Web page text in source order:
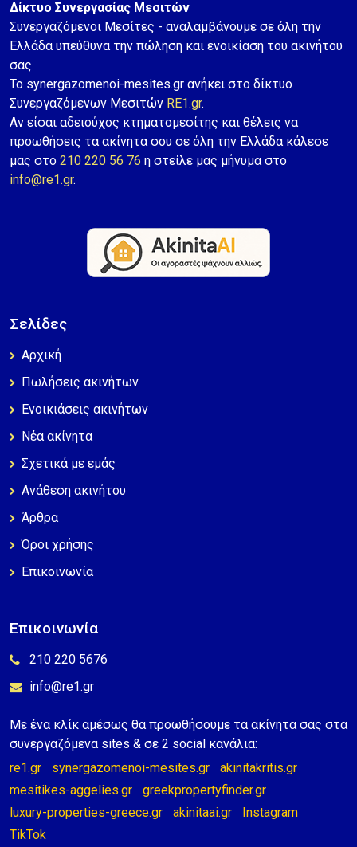
Δίκτυο Συνεργασίας Μεσιτών
Συνεργαζόμενοι Μεσίτες - αναλαμβάνουμε σε όλη την
Ελλάδα υπεύθυνα την πώληση και ενοικίαση του ακινήτου
σας.
Το synergazomenoi-mesites.gr ανήκει στο δίκτυο
Συνεργαζόμενων Μεσιτών RE1.gr.
Αν είσαι αδειούχος κτηματομεσίτης και θέλεις να
προωθήσεις τα ακίνητα σου σε όλη την Ελλάδα κάλεσε
μας στο 210 220 56 76 η στείλε μας μήνυμα στο
info@re1.gr.
Σελίδες
Αρχική
Πωλήσεις ακινήτων
Ενοικιάσεις ακινήτων
Νέα ακίνητα
Σχετικά με εμάς
Ανάθεση ακινήτου
Άρθρα
Όροι χρήσης
Επικοινωνία
Επικοινωνία
210 220 5676
info@re1.gr
Με ένα κλίκ αμέσως θα προωθήσουμε τα ακίνητα σας στα
συνεργαζόμενα sites & σε 2 social κανάλια:
re1.gr
synergazomenoi-mesites.gr
akinitakritis.gr
mesitikes-aggelies.gr
greekpropertyfinder.gr
luxury-properties-greece.gr
akinitaai.gr
Instagram
TikTok